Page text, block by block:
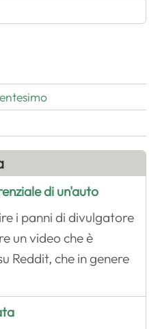
di un'auto
i panni di divulgatore
un video che è
Reddit, che in genere